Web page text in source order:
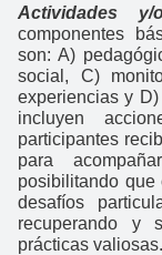
Actividades
componentes
son: A)
social, C)
experiencias y
incluyen
participantes
para
posibilitando
desafíos
recuperando y
prácticas valiosas.